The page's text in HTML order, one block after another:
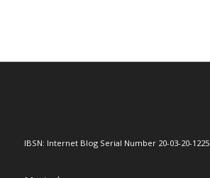
IBSN: Internet Blog Serial Number 20-03-20-1225